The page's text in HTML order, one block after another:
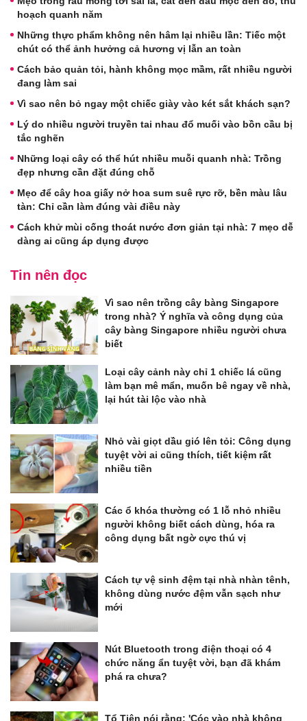
hoạch quanh năm
Những thực phẩm không nên hâm lại nhiều lần: Tiếc một
chút có thể ảnh hưởng cả hương vị lẫn an toàn
Cách bảo quản tỏi, hành không mọc mầm, rất nhiều người
đang làm sai
Vì sao nên bỏ ngay một chiếc giày vào két sắt khách sạn?
Lý do nhiều người truyền tai nhau đổ muối vào bồn cầu bị
tắc nghẽn
Những loại cây có thể hút nhiều muỗi quanh nhà: Trồng
đẹp nhưng cần đặt đúng chỗ
Mẹo để cây hoa giấy nở hoa sum suê rực rỡ, bền màu lâu
tàn: Chỉ cần làm đúng vài điều này
Cách khử mùi cống thoát nước đơn giản tại nhà: 7 mẹo dễ
dàng ai cũng áp dụng được
Tin nên đọc
Vì sao nên trồng cây bàng Singapore
trong nhà? Ý nghĩa và công dụng của
cây bàng Singapore nhiều người chưa
biết
Loại cây cảnh này chỉ 1 chiếc lá cũng
làm bạn mê mẩn, muốn bê ngay về nhà,
lại hút tài lộc vào nhà
Nhỏ vài giọt dầu gió lên tỏi: Công dụng
tuyệt vời ai cũng thích, tiết kiệm rất
nhiều tiền
Các ổ khóa thường có 1 lỗ nhỏ nhiều
người không biết cách dùng, hóa ra
công dụng bất ngờ cực thú vị
Cách tự vệ sinh đệm tại nhà nhàn tênh,
không dùng nước đệm vẫn sạch như
mới
Nút Bluetooth trong điện thoại có 4
chức năng ẩn tuyệt vời, bạn đã khám
phá ra chưa?
Tổ Tiên nói rằng: 'Cóc vào nhà không